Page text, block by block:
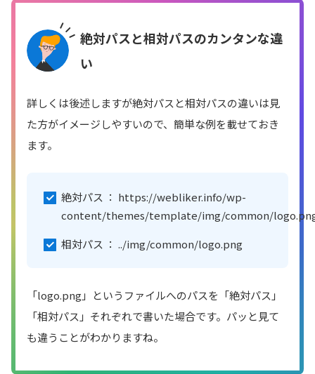
絶対パスと相対パスのカンタンな違
い
詳しくは後述しますが絶対パスと相対パスの違いは見
た方がイメージしやすいので、簡単な例を載せておき
ます。
絶対パス ： https://webliker.info/wp-
content/themes/template/img/common/
相対パス ： ../img/common/logo.png
「logo.png」というファイルへのパスを「絶対パス」
「相対パス」それぞれで書いた場合です。パッと見て
も違うことがわかりますね。